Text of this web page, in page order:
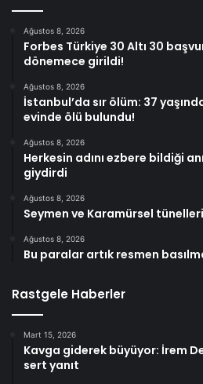
Ağustos 8, 2026
Forbes Türkiye 30 Altı 30
dönemece girildi!
Ağustos 8, 2026
İstanbul’da sır ölüm: 37
evinde ölü bulundu!
Ağustos 8, 2026
Herkesin adını ezbere bildiği
giydirdi
Ağustos 8, 2026
Seymen ve Karamürsel
Ağustos 8, 2026
Bu paralar artık resmen
Rastgele Haberler
Mart 15, 2026
Kavga giderek büyüyor: İrem
sert yanıt